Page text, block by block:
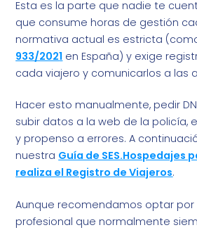
Esta es la parte que nadie te
que consume horas de gestión
normativa actual es estricta
933/2021 en España) y exige
cada viajero y comunicarlos a las
Hacer esto manualmente, pedir
subir datos a la web de la policía,
y propenso a errores. A
nuestra Guía de SES.Hospedajes
realiza el Registro de Viajeros.
Aunque recomendamos optar por
profesional que normalmente